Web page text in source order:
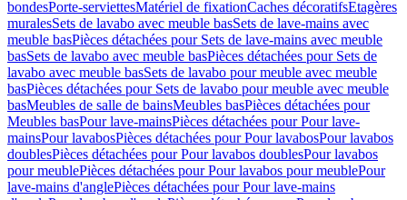
bondesPorte-serviettesMatériel de fixationCaches décoratifsEtagères
muralesSets de lavabo avec meuble basSets de lave-mains avec
meuble basPièces détachées pour Sets de lave-mains avec meuble
basSets de lavabo avec meuble basPièces détachées pour Sets de
lavabo avec meuble basSets de lavabo pour meuble avec meuble
basPièces détachées pour Sets de lavabo pour meuble avec meuble
basMeubles de salle de bainsMeubles basPièces détachées pour
Meubles basPour lave-mainsPièces détachées pour Pour lave-
mainsPour lavabosPièces détachées pour Pour lavabosPour lavabos
doublesPièces détachées pour Pour lavabos doublesPour lavabos
pour meublePièces détachées pour Pour lavabos pour meublePour
lave-mains d'anglePièces détachées pour Pour lave-mains